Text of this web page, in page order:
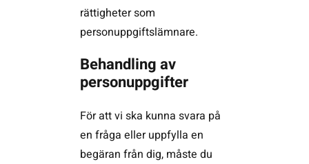
rättigheter som
personuppgiftslämnare.
Behandling av
personuppgifter
För att vi ska kunna svara på
en fråga eller uppfylla en
begäran från dig, måste du